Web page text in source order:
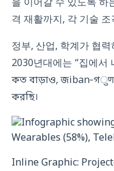
을 이어갈 수 있도록 하
격 재활까지, 각 기술
정부, 산업, 학계가 협
2030년대에는 “집에서
কত বাড়াও,
করছি।
Inline Graphic: